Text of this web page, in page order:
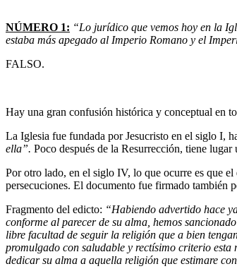
NÚMERO 1: “Lo jurídico que vemos hoy en la
estaba más apegado al Imperio Romano y el
FALSO.
Hay una gran confusión histórica y conceptual en
La Iglesia fue fundada por Jesucristo en el siglo I,
ella”. Poco después de la Resurrección, tiene
Por otro lado, en el siglo IV, lo que ocurre es que
persecuciones. El documento fue firmado también
Fragmento del edicto: “Habiendo advertido hace
conforme al parecer de su alma, hemos
libre facultad de seguir la religión que a bien
promulgado con saludable y rectísimo criterio
dedicar su alma a aquella religión que estimare